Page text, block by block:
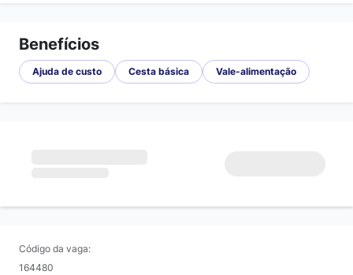
Benefícios
Ajuda de custo Cesta básica Vale-alimentação
Código da vaga:
164480